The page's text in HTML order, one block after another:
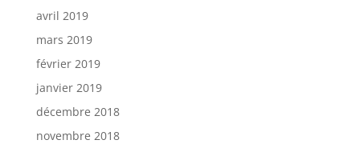
avril 2019
mars 2019
février 2019
janvier 2019
décembre 2018
novembre 2018